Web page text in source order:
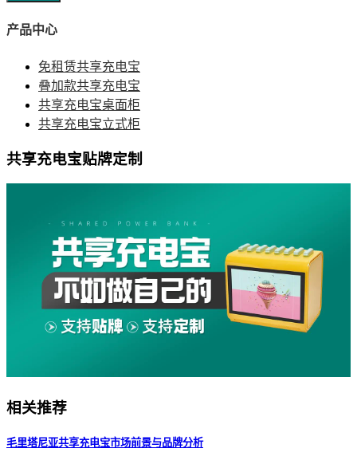
产品中心
免租赁共享充电宝
叠加款共享充电宝
共享充电宝桌面柜
共享充电宝立式柜
共享充电宝贴牌定制
相关推荐
毛里塔尼亚共享充电宝市场前景与品牌分析